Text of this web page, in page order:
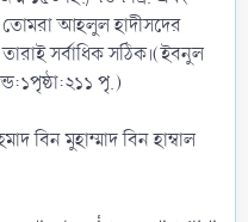
আহলুল হাদীসদের
সর্বাধিক সঠিক।(ইবনুল
পৃ.)
বিন মুহাম্মাদ বিন হাম্বাল